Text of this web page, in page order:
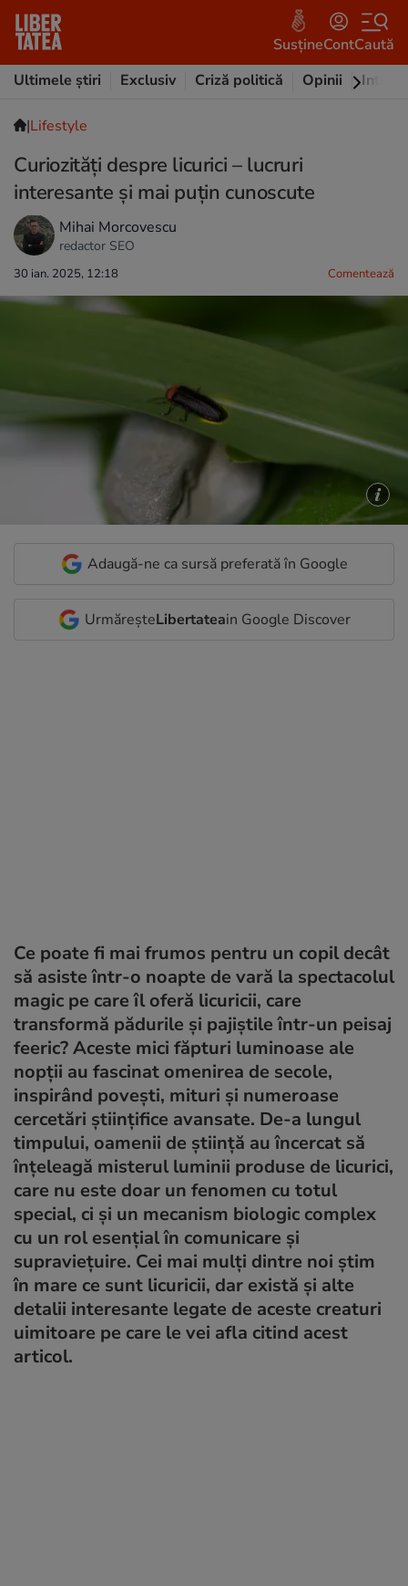
SusțineContCaută
Ultimele știri
Exclusiv Criză politică Opinii
|Lifestyle
Curiozităţi despre licurici – lucruri
interesante şi mai puţin cunoscute
Mihai Morcovescu
redactor SEO
30 ian. 2025, 12:18 Comentează
Adaugă-ne ca sursă preferată în Google
UrmăreșteLibertateain Google Discover
Ce poate fi mai frumos pentru un copil decât
să asiste într-o noapte de vară la spectacolul
magic pe care îl oferă licuricii, care
transformă pădurile și pajiștile într-un peisaj
feeric? Aceste mici făpturi luminoase ale
nopții au fascinat omenirea de secole,
inspirând povești, mituri și numeroase
cercetări științifice avansate. De-a lungul
timpului, oamenii de știință au încercat să
înțeleagă misterul luminii produse de licurici,
care nu este doar un fenomen cu totul
special, ci și un mecanism biologic complex
cu un rol esențial în comunicare și
supraviețuire. Cei mai mulți dintre noi știm
în mare ce sunt licuricii, dar există și alte
detalii interesante legate de aceste creaturi
uimitoare pe care le vei afla citind acest
articol.